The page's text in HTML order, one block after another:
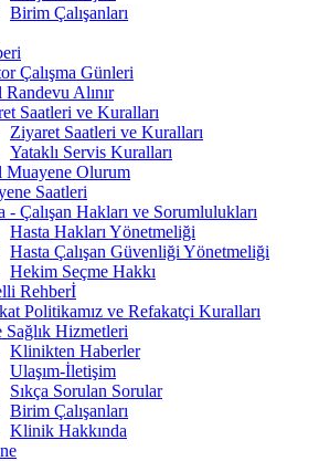
Birim Çalışanları
Çalışma Günleri
Randevu Alınır
Saatleri ve Kuralları
Ziyaret Saatleri ve Kuralları
Yataklı Servis Kuralları
Muayene Olurum
Saatleri
- Çalışan Hakları ve Sorumlulukları
Hasta Hakları Yönetmeliği
Hasta Çalışan Güvenliği Yönetmeliği
Hekim Seçme Hakkı
Rehberİ
Politikamız ve Refakatçi Kuralları
Sağlık Hizmetleri
Klinikten Haberler
Ulaşım-İletişim
Sıkça Sorulan Sorular
Birim Çalışanları
Klinik Hakkında